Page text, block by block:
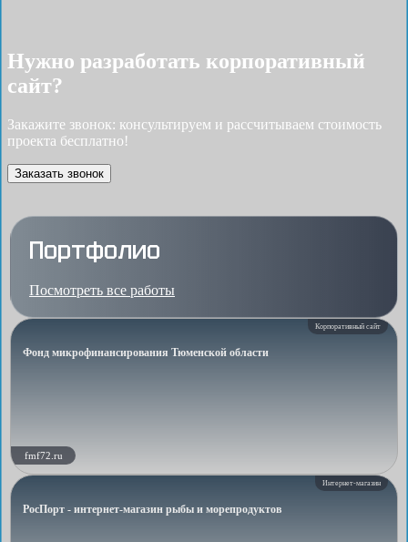
Нужно разработать корпоративный
сайт?
Закажите звонок: консультируем и рассчитываем стоимость
проекта бесплатно!
Заказать звонок
Портфолио
Посмотреть все работы
Корпоративный сайт
Фонд микрофинансирования Тюменской области
fmf72.ru
Интернет-магазин
РосПорт - интернет-магазин рыбы и морепродуктов